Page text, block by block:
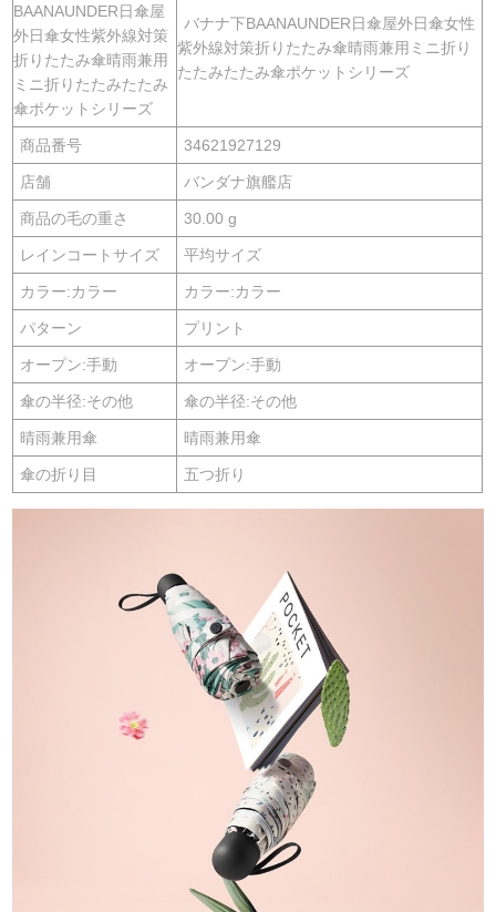
BAANAUNDER日傘屋
外日傘女性紫外線対策
折りたたみ傘晴雨兼用
ミニ折りたたみたたみ
傘ポケットシリーズ
バナナ下BAANAUNDER日傘屋外日傘女性
紫外線対策折りたたみ傘晴雨兼用ミニ折り
たたみたたみ傘ポケットシリーズ
商品番号 34621927129
店舗 バンダナ旗艦店
商品の毛の重さ 30.00 g
レインコートサイズ 平均サイズ
カラー:カラー カラー:カラー
パターン プリント
オープン:手動 オープン:手動
傘の半径:その他 傘の半径:その他
晴雨兼用傘 晴雨兼用傘
傘の折り目 五つ折り